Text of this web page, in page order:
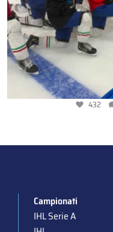
432
Campionati
IHL Serie A